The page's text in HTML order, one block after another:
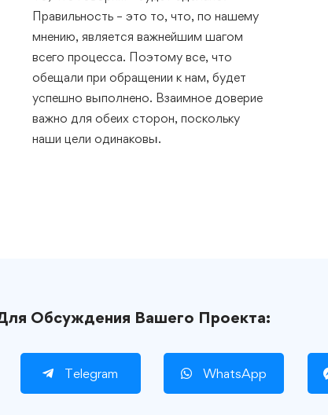
Правильность – это то, что, по нашему
мнению, является важнейшим шагом
всего процесса. Поэтому все, что
обещали при обращении к нам, будет
успешно выполнено. Взаимное доверие
важно для обеих сторон, поскольку
наши цели одинаковы.
Обсуждения Вашего Проекта:
Telegram WhatsApp